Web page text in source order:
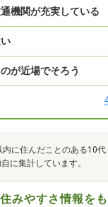
機関が充実している
が近場でそろう
に住んだことのある10
に集計しています。
みやすさ情報を